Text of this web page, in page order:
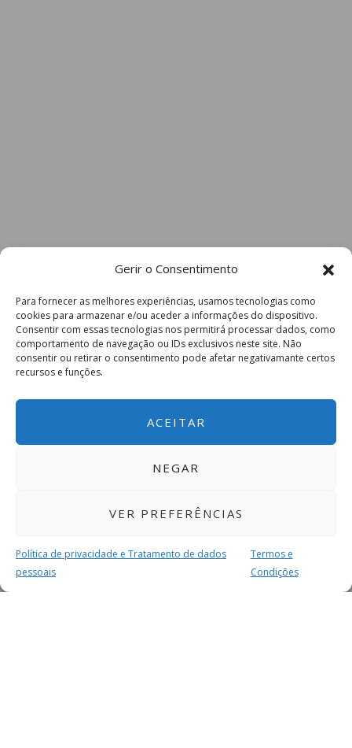
Gerir o Consentimento
Para fornecer as melhores experiências, usamos tecnologias como
cookies para armazenar e/ou aceder a informações do dispositivo.
Consentir com essas tecnologias nos permitirá processar dados, como
comportamento de navegação ou IDs exclusivos neste site. Não
consentir ou retirar o consentimento pode afetar negativamante certos
recursos e funções.
ACEITAR
NEGAR
VER PREFERÊNCIAS
Política de privacidade e Tratamento de dados
pessoais
Termos e
Condições